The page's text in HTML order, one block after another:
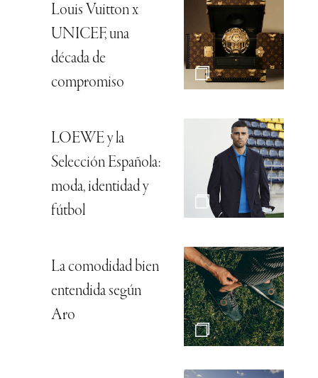
Louis Vuitton x
UNICEF, una
década de
compromiso
LOEWE y la
Selección Española:
moda, identidad y
fútbol
La comodidad bien
entendida según
Aro